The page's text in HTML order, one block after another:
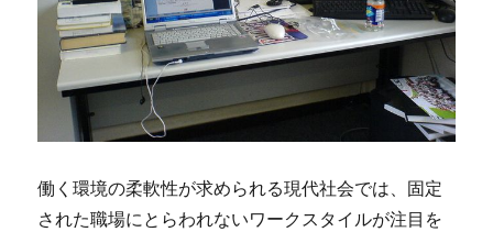
働く環境の柔軟性が求められる現代社会では、固定
された職場にとらわれないワークスタイルが注目を